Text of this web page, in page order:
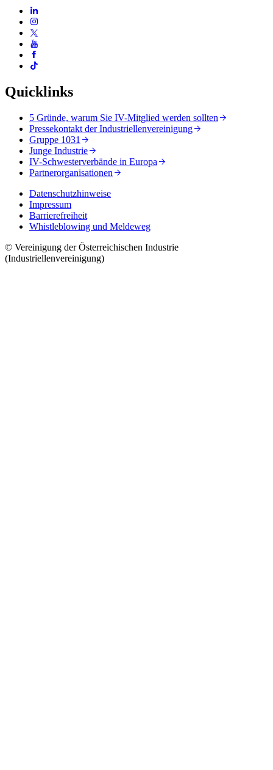
Quicklinks
5 Gründe, warum Sie IV-Mitglied werden sollten
Pressekontakt der Industriellenvereinigung
Gruppe 1031
Junge Industrie
IV-Schwesterverbände in Europa
Partnerorganisationen
Datenschutzhinweise
Impressum
Barrierefreiheit
Whistleblowing und Meldeweg
© Vereinigung der Österreichischen Industrie
(Industriellenvereinigung)